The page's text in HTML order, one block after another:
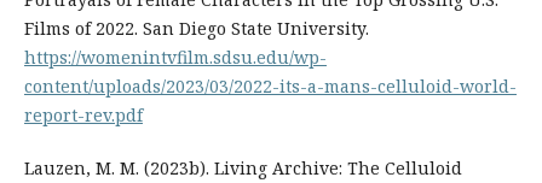
Films of 2022. San Diego State University.
https://womenintvfilm.sdsu.edu/wp-
content/uploads/2023/03/2022-its-a-mans-celluloid-world-
report-rev.pdf
Lauzen, M. M. (2023b). Living Archive: The Celluloid